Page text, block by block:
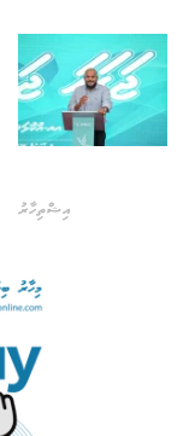
އިޝްތިހާރު